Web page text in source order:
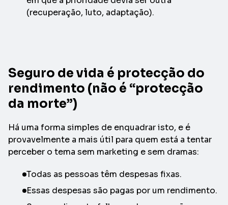
(recuperação, luto, adaptação).
Seguro de vida é protecção do
rendimento (não é “protecção
da morte”)
Há uma forma simples de enquadrar isto, e é
provavelmente a mais útil para quem está a tentar
perceber o tema sem marketing e sem dramas:
Todas as pessoas têm despesas fixas.
Essas despesas são pagas por um rendimento.